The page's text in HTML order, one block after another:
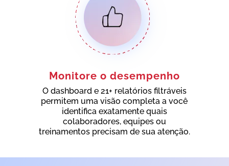
Monitore o desempenho
O dashboard e 21+ relatórios filtráveis
permitem uma visão completa a você
identifica exatamente quais
colaboradores, equipes ou
treinamentos precisam de sua atenção.